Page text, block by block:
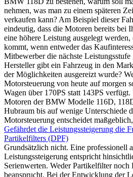
nehmen, was man zu einem späteren
verkaufen kann? Am Beispiel dieser
eindeutig, dass die Motoren bereits
eine höhere Leistung ausgelegt
kommt, wenn entweder das
Mitbewerber die nächste
Hersteller gibt ein Fahrzeug in den
der Möglichkeiten ausgereizt wurde?
Motorsteuerung von heute auf morgen
Wagen über 170PS statt 143PS
Motoren der BMW Modelle 116D,
Hubraum bis auf wenige Unterschiede
Motorsteuerung entscheidet
Gefährdet die Leistungssteigerung die
Partikelfilters (DPF)
Grundsätzlich nicht. Eine professionell
Leistungssteigerung entspricht
Serienwerten. Weder Partikelfilter
beansprucht. Bei der Entwicklung der